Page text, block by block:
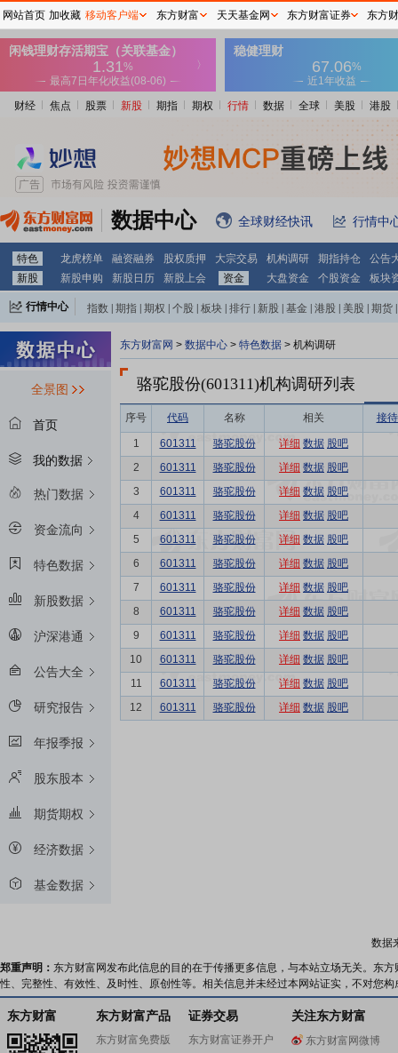
财经 焦点 股票 新股 期指 期权 行情 数据 全球 美股 港股
数据中心 全球财经快讯 行情中
特色 龙虎榜单 融资融券 股权质押 大宗交易 机构调研 期指持仓
公告
新股
新股申购 新股日历 新股上会 资金 大盘资金 个股资金 板块
行情中心 指数 期指 期权 个股 板块 排行 新股 基金 港股 美股 期货
全景图
首页
我的数据
热门数据
资金流向
特色数据
新股数据
沪深港通
公告大全
研究报告
年报季报
股东股本
期货期权
经济数据
基金数据
东方财富网 > 数据中心 > 特色数据 > 机构调研
骆驼股份(601311)机构调研列表
序号 代码 名称 相关 接
1 601311 骆驼股份 详细 数据 股吧
2
601311 骆驼股份 详细 数据 股吧
3
601311 骆驼股份 详细 数据 股吧
4
601311 骆驼股份 详细 数据 股吧
5
601311 骆驼股份 详细 数据 股吧
6
601311 骆驼股份 详细 数据 股吧
7
601311 骆驼股份 详细 数据 股吧
8
601311 骆驼股份 详细 数据 股吧
9
601311 骆驼股份 详细 数据 股吧
10
601311 骆驼股份 详细 数据 股吧
11
601311 骆驼股份 详细 数据 股吧
12
601311 骆驼股份 详细 数据 股吧
数据
郑重声明： 东方财富网发布此信息的目的在于传播更多信息，与本站立场无关。东
性、完整性、有效性、及时性、原创性等。相关信息并未经过本网站证实，不对您
东方财富 东方财富产品
东方财富免费版
证券交易
东方财富证券开户
关注东方财富
东方财富网微博
网站首页 加收藏 移动客户端 东方财富 天天基金网 东方财富证券 东方